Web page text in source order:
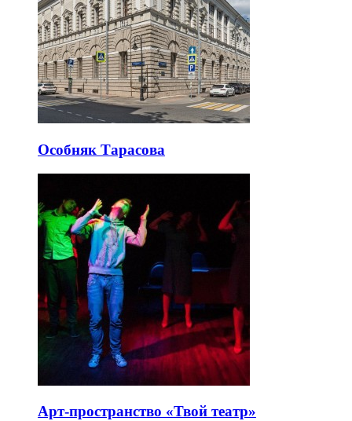
Особняк Тарасова
Арт-пространство «Твой театр»